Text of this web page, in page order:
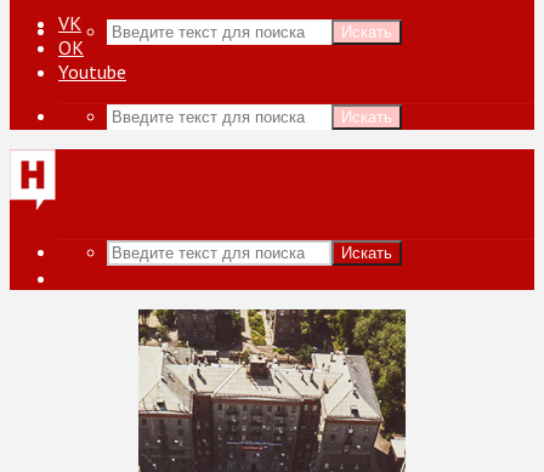
Искать
VK
ОК
Youtube
Искать
Искать